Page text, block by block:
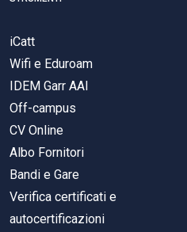
iCatt
Wifi e Eduroam
IDEM Garr AAI
Off-campus
CV Online
Albo Fornitori
Bandi e Gare
Verifica certificati e
autocertificazioni